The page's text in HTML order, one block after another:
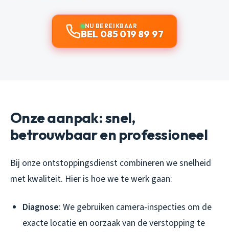
NU BEREIKBAAR
BEL 085 019 89 97
Onze aanpak: snel,
betrouwbaar en professioneel
Bij onze ontstoppingsdienst combineren we snelheid
met kwaliteit. Hier is hoe we te werk gaan:
Diagnose: We gebruiken camera-inspecties om de
exacte locatie en oorzaak van de verstopping te